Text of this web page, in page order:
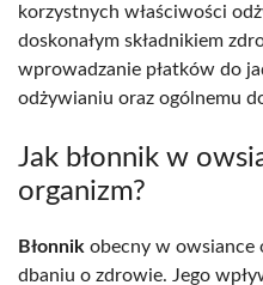
korzystnych właściwości
doskonałym składnikiem
wprowadzanie płatków do
odżywianiu oraz ogólnemu
Jak błonnik w
organizm?
Błonnik obecny w owsiance
dbaniu o zdrowie. Jego